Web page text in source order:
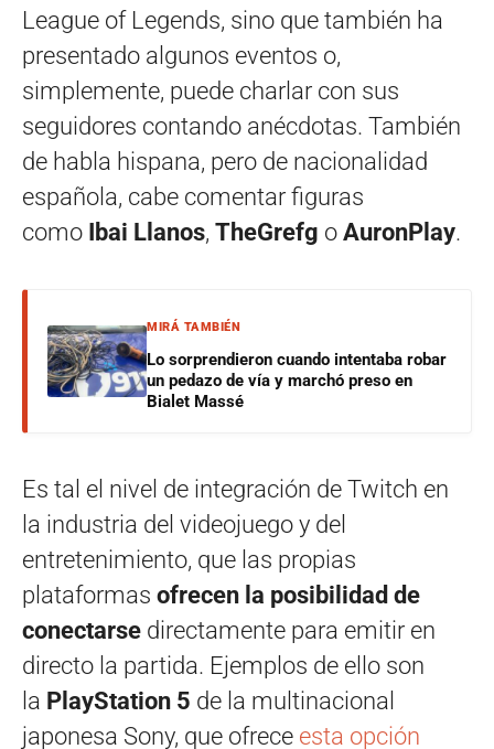
League of Legends, sino que también ha
presentado algunos eventos o,
simplemente, puede charlar con sus
seguidores contando anécdotas. También
de habla hispana, pero de nacionalidad
española, cabe comentar figuras
como Ibai Llanos, TheGrefg o AuronPlay.
MIRÁ TAMBIÉN
Lo sorprendieron cuando intentaba robar
un pedazo de vía y marchó preso en
Bialet Massé
Es tal el nivel de integración de Twitch en
la industria del videojuego y del
entretenimiento, que las propias
plataformas ofrecen la posibilidad de
conectarse directamente para emitir en
directo la partida. Ejemplos de ello son
la PlayStation 5 de la multinacional
japonesa Sony, que ofrece esta opción